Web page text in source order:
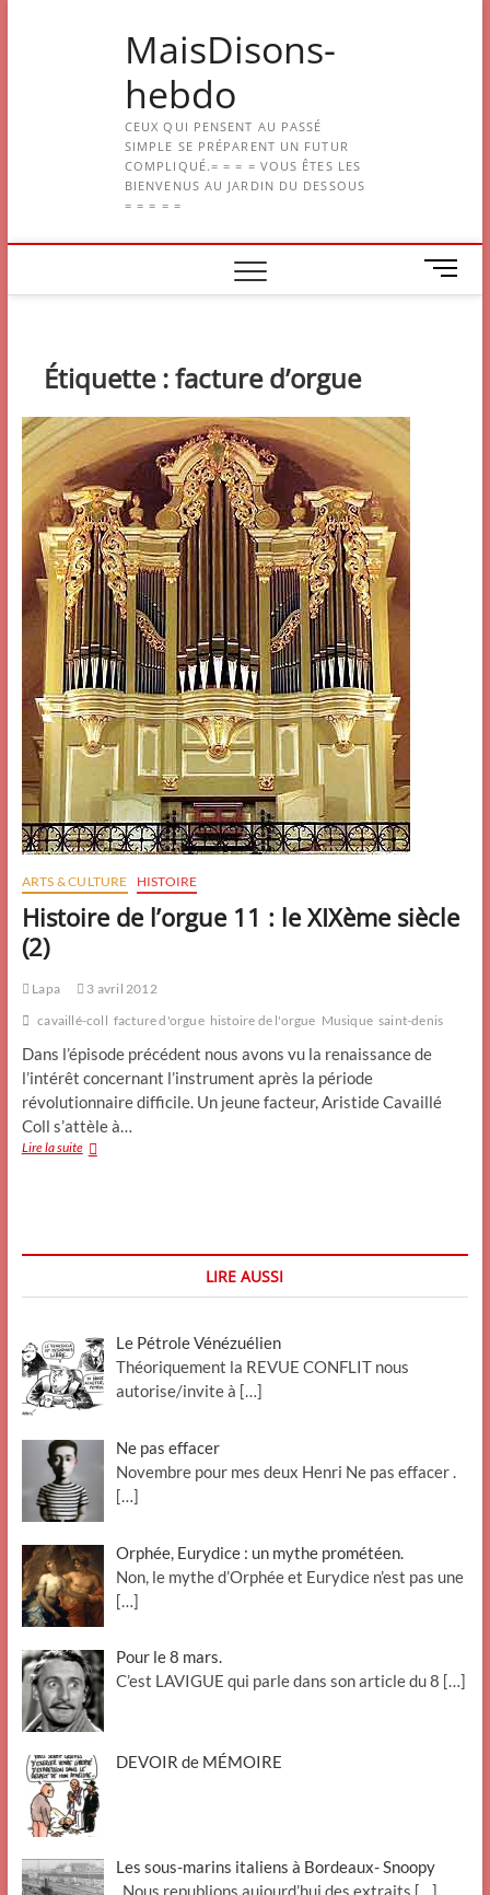
MaisDisons-
hebdo
CEUX QUI PENSENT AU PASSÉ
SIMPLE SE PRÉPARENT UN FUTUR
COMPLIQUÉ.= = = = VOUS ÊTES LES
BIENVENUS AU JARDIN DU DESSOUS
= = = = =
M
e
Étiquette :facture d’orgue
ARTS & CULTURE HISTOIRE
Histoire de l’orgue 11 : le XIXème siècle
(2)
Lapa
3 avril 2012
cavaillé-coll facture d'orgue histoire de l'orgue Musique saint-denis
Dans l’épisode précédent nous avons vu la renaissance de
l’intérêt concernant l’instrument après la période
révolutionnaire difficile. Un jeune facteur, Aristide Cavaillé
Coll s’attèle à…
Lire la suiteHistoire
LIRE AUSSI
Le Pétrole Vénézuélien
Théoriquement la REVUE CONFLIT nous
autorise/invite à […]
Ne pas effacer
Novembre pour mes deux Henri Ne pas effacer .
[…]
Orphée, Eurydice : un mythe prométéen.
Non, le mythe d’Orphée et Eurydice n’est pas une
[…]
Pour le 8 mars.
C’est LAVIGUE qui parle dans son article du 8 […]
DEVOIR de MÉMOIRE
Les sous-marins italiens à Bordeaux- Snoopy
. Nous republions aujourd’hui des extraits […]